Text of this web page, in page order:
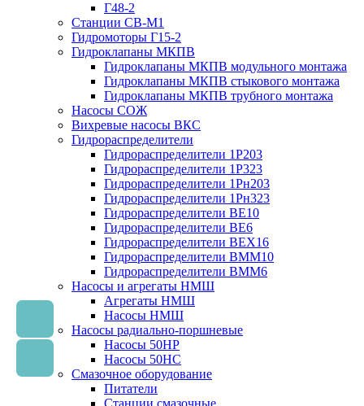
Г48-2
Станции СВ-М1
Гидромоторы Г15-2
Гидроклапаны МКПВ
Гидроклапаны МКПВ модульного монтажа
Гидроклапаны МКПВ стыкового монтажа
Гидроклапаны МКПВ трубного монтажа
Насосы СОЖ
Вихревые насосы ВКС
Гидрораспределители
Гидрораспределители 1Р203
Гидрораспределители 1Р323
Гидрораспределители 1Рн203
Гидрораспределители 1Рн323
Гидрораспределители ВЕ10
Гидрораспределители ВЕ6
Гидрораспределители ВЕХ16
Гидрораспределители ВММ10
Гидрораспределители ВММ6
Насосы и агрегаты НМШ
Агрегаты НМШ
Насосы НМШ
Насосы радиально-поршневые
Насосы 50НР
Насосы 50НС
Смазочное оборудование
Питатели
Станции смазочные